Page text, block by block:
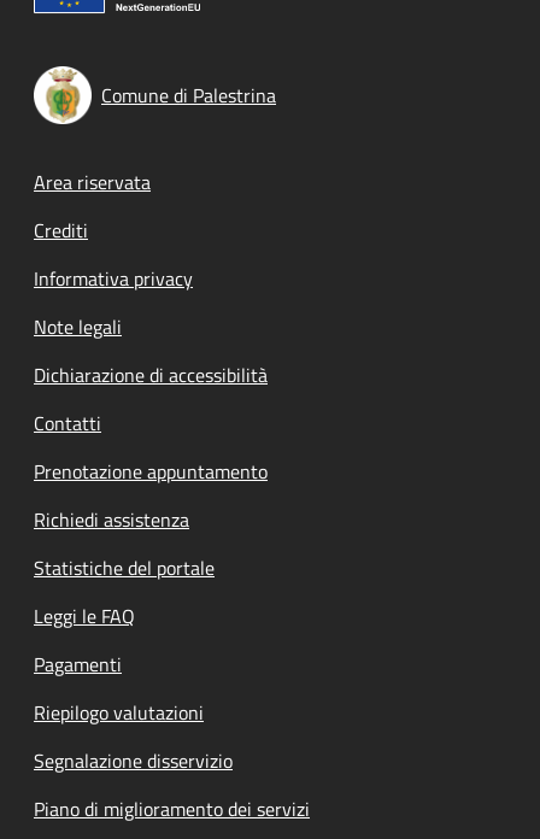
Comune di Palestrina
Footer menu
Area riservata
Crediti
Informativa privacy
Note legali
Dichiarazione di accessibilità
Contatti
Prenotazione appuntamento
Richiedi assistenza
Statistiche del portale
Leggi le FAQ
Pagamenti
Riepilogo valutazioni
Segnalazione disservizio
Piano di miglioramento dei servizi